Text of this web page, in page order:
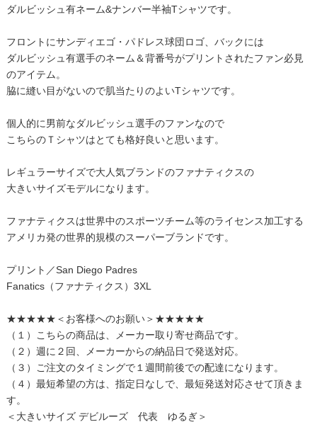
ダルビッシュ有ネーム&ナンバー半袖Tシャツです。
フロントにサンディエゴ・パドレス球団ロゴ、バックには
ダルビッシュ有選手のネーム＆背番号がプリントされたファン必見
のアイテム。
脇に縫い目がないので肌当たりのよいTシャツです。
個人的に男前なダルビッシュ選手のファンなので
こちらのＴシャツはとても格好良いと思います。
レギュラーサイズで大人気ブランドのファナティクスの
大きいサイズモデルになります。
ファナティクスは世界中のスポーツチーム等のライセンス加工する
アメリカ発の世界的規模のスーパーブランドです。
プリント／San Diego Padres
Fanatics（ファナティクス）3XL
★★★★★＜お客様へのお願い＞★★★★★
（１）こちらの商品は、メーカー取り寄せ商品です。
（２）週に２回、メーカーからの納品日で発送対応。
（３）ご注文のタイミングで１週間前後での配達になります。
（４）最短希望の方は、指定日なしで、最短発送対応させて頂きま
す。
＜大きいサイズ デビルーズ 代表 ゆるぎ＞